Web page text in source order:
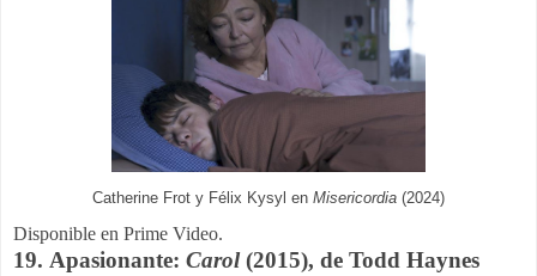
Catherine Frot y Félix Kysyl en Misericordia (2024)
Disponible en Prime Video.
19. Apasionante: Carol(2015), de Todd Haynes